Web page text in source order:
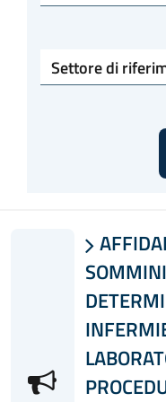
Settore di riferimento
